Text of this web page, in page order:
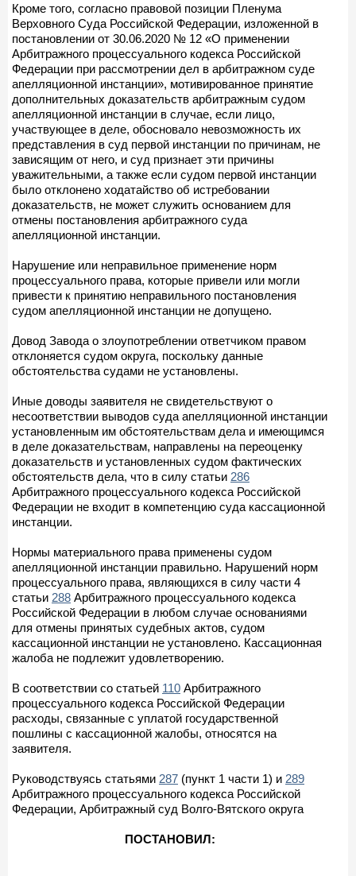
Кроме того, согласно правовой позиции Пленума
Верховного Суда Российской Федерации, изложенной в
постановлении от 30.06.2020 № 12 «О применении
Арбитражного процессуального кодекса Российской
Федерации при рассмотрении дел в арбитражном суде
апелляционной инстанции», мотивированное принятие
дополнительных доказательств арбитражным судом
апелляционной инстанции в случае, если лицо,
участвующее в деле, обосновало невозможность их
представления в суд первой инстанции по причинам, не
зависящим от него, и суд признает эти причины
уважительными, а также если судом первой инстанции
было отклонено ходатайство об истребовании
доказательств, не может служить основанием для
отмены постановления арбитражного суда
апелляционной инстанции.
Нарушение или неправильное применение норм
процессуального права, которые привели или могли
привести к принятию неправильного постановления
судом апелляционной инстанции не допущено.
Довод Завода о злоупотреблении ответчиком правом
отклоняется судом округа, поскольку данные
обстоятельства судами не установлены.
Иные доводы заявителя не свидетельствуют о
несоответствии выводов суда апелляционной инстанции
установленным им обстоятельствам дела и имеющимся
в деле доказательствам, направлены на переоценку
доказательств и установленных судом фактических
обстоятельств дела, что в силу статьи 286
Арбитражного процессуального кодекса Российской
Федерации не входит в компетенцию суда кассационной
инстанции.
Нормы материального права применены судом
апелляционной инстанции правильно. Нарушений норм
процессуального права, являющихся в силу части 4
статьи 288 Арбитражного процессуального кодекса
Российской Федерации в любом случае основаниями
для отмены принятых судебных актов, судом
кассационной инстанции не установлено. Кассационная
жалоба не подлежит удовлетворению.
В соответствии со статьей 110 Арбитражного
процессуального кодекса Российской Федерации
расходы, связанные с уплатой государственной
пошлины с кассационной жалобы, относятся на
заявителя.
Руководствуясь статьями 287 (пункт 1 части 1) и 289
Арбитражного процессуального кодекса Российской
Федерации, Арбитражный суд Волго-Вятского округа
ПОСТАНОВИЛ: